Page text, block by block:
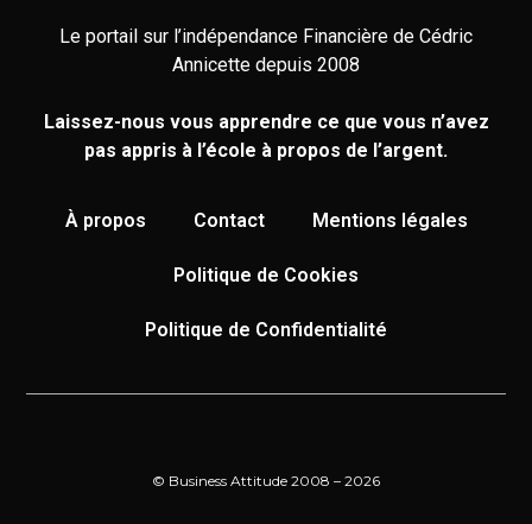
Le portail sur l’indépendance Financière de Cédric
Annicette depuis 2008
Laissez-nous vous apprendre ce que vous n’avez
pas appris à l’école à propos de l’argent.
À propos Contact Mentions légales
Politique de Cookies
Politique de Confidentialité
© Business Attitude 2008 – 2026